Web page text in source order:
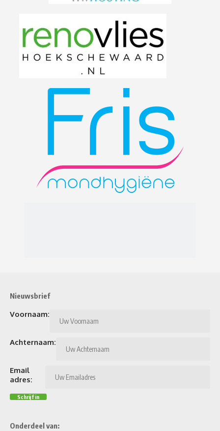
Nieuwsbrief
Voornaam:
Achternaam:
Email
adres:
Onderdeel van: